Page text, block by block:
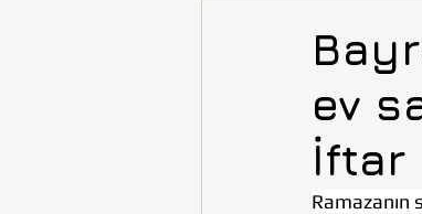
TOHUMLUKTAN
ev
İftar
Ramazanın